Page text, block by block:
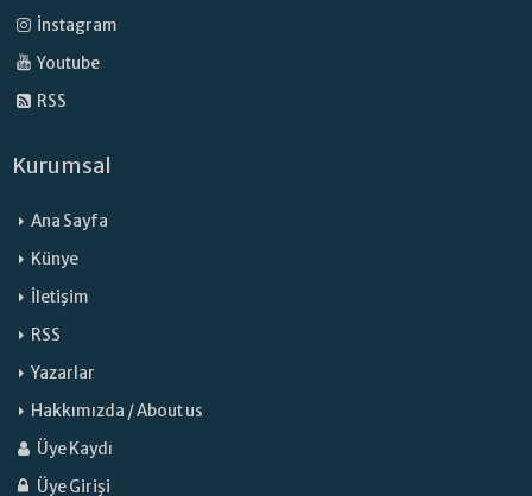
İnstagram
Youtube
RSS
Kurumsal
Ana Sayfa
Künye
İletişim
RSS
Yazarlar
Hakkımızda / About us
Üye Kaydı
Üye Girişi